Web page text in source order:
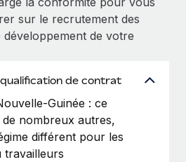
sur le recrutement des
de votre
de contrat
Guinée : ce
nombreux autres,
différent pour les
travailleurs